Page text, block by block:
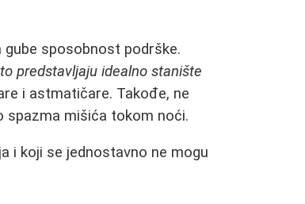
sposobnost podrške.
predstavljaju idealno stanište
i astmatičare. Takođe, ne
spazma mišića tokom noći.
i koji se jednostavno ne mogu